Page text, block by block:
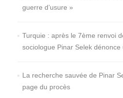
guerre d’usure »
Turquie : après le 7ème renvoi
sociologue Pinar Selek dénonce
La recherche sauvée de Pinar
page du procès